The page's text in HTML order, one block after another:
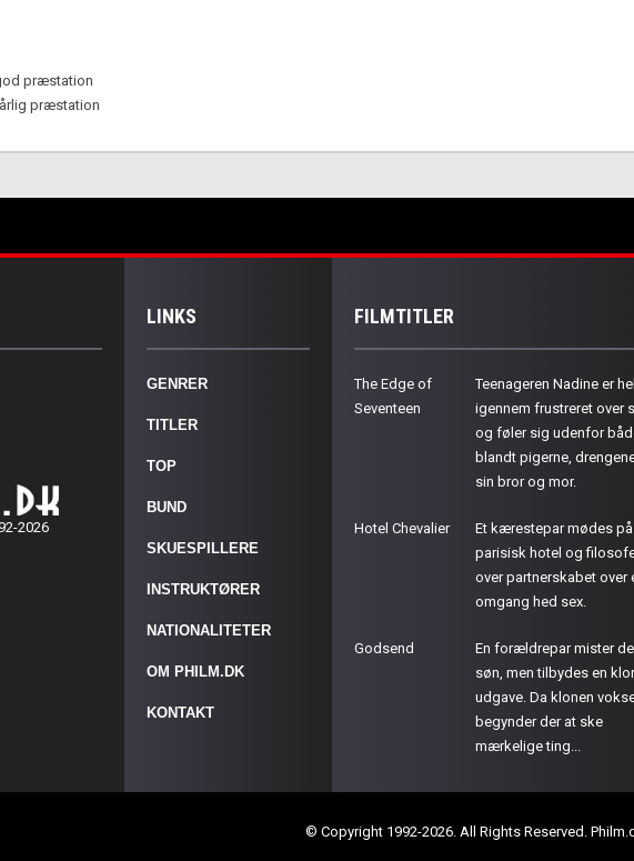
præstation
præstation
2026
LINKS
GENRER
TITLER
TOP
BUND
SKUESPILLERE
INSTRUKTØRER
NATIONALITETER
OM PHILM.DK
KONTAKT
FILMTITLER
The Edge of
Seventeen
Teenageren Nadine er
igennem frustreret over
og føler sig udenfor
blandt pigerne,
sin bror og mor.
Hotel Chevalier
Et kærestepar mødes
parisisk hotel og
over partnerskabet over
omgang hed sex.
Godsend
En forældrepar mister
søn, men tilbydes en
udgave. Da klonen
begynder der at ske
mærkelige ting...
© Copyright 1992-2026. All Rights Reserved.